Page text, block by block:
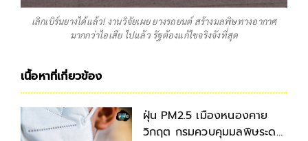
เลิกเบิร์นยางได้แล้ว! งานวิจัยเผย ยางรถยนต์ สร้างมลพิษทางอากาศ
มากกว่าไอเสีย ไปแล้ว รัฐต้องแก้ไขจริงจังที่สุด
เนื้อหาที่เกี่ยวข้อง
ฝุ่น PM2.5 เมืองหนองคาย
วิกฤต กรมควบคุมมลพิษระดม